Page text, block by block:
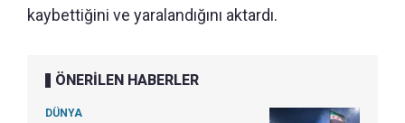
kaybettiğini ve yaralandığını aktardı.
ÖNERİLEN HABERLER
DÜNYA